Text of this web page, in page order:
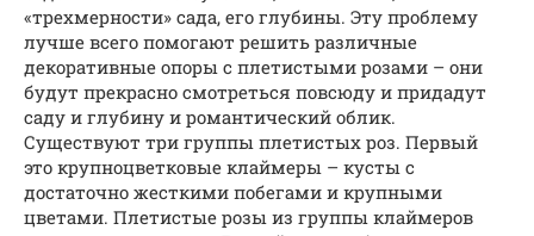
«трехмерности» сада, его глубины. Эту проблему
лучше всего помогают решить различные
декоративные опоры с плетистыми розами – они
будут прекрасно смотреться повсюду и придадут
саду и глубину и романтический облик.
Существуют три группы плетистых роз. Первый
это крупноцветковые клаймеры – кусты с
достаточно жесткими побегами и крупными
цветами. Плетистые розы из группы клаймеров